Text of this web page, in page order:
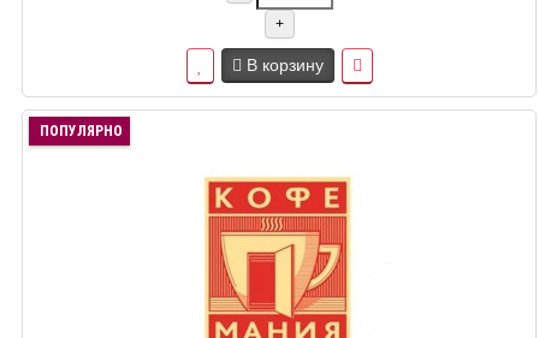
+
В корзину
ПОПУЛЯРНО